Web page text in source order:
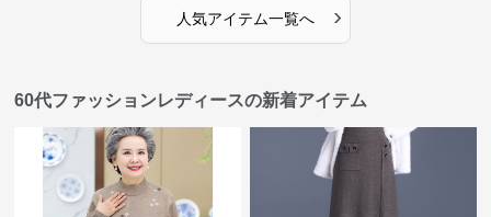
人気アイテム一覧へ ›
60代ファッションレディースの新着アイテム